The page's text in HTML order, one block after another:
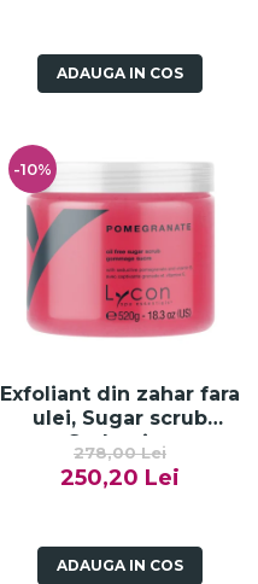
ADAUGA IN COS
-10%
Exfoliant din zahar fara
ulei, Sugar scrub
Seductive
Pomegranate - 520g
278,00 Lei
250,20 Lei
ADAUGA IN COS